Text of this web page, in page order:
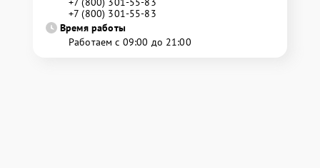
+7 (800) 301-55-83
Время работы
Работаем с 09:00 до 21:00